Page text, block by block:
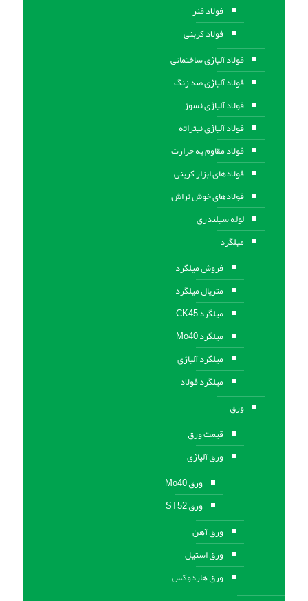
فولاد فنر
فولاد کربنی
فولاد آلیاژی ساختمانی
فولاد آلیاژی ضد زنگ
فولاد آلیاژی نسوز
فولاد آلیاژی نیتراته
فولاد مقاوم به حرارت
فولادهای ابزار کربنی
فولادهای خوش تراش
لوله سیلندری
میلگرد
فروش میلگرد
متریال میلگرد
میلگرد CK45
میلگرد Mo40
میلگرد آلیاژی
میلگرد فولاد
ورق
قیمت ورق
ورق آلیاژی
ورق Mo40
ورق ST52
ورق آهن
ورق استيل
ورق هاردوکس